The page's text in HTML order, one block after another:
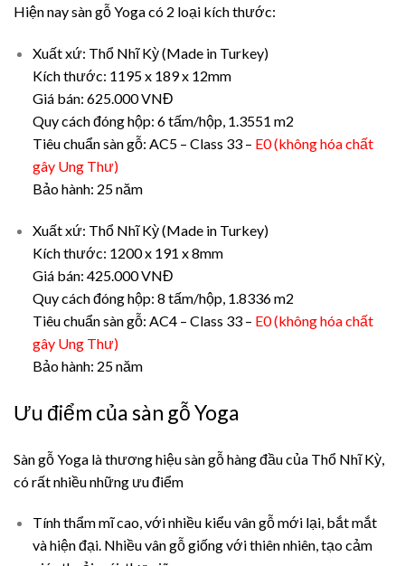
Hiện nay sàn gỗ Yoga có 2 loại kích thước:
Xuất xứ: Thổ Nhĩ Kỳ (Made in Turkey)
Kích thước: 1195 x 189 x 12mm
Giá bán: 625.000 VNĐ
Quy cách đóng hộp: 6 tấm/hộp, 1.3551 m2
Tiêu chuẩn sàn gỗ: AC5 – Class 33 – E0 (không hóa chất
gây Ung Thư)
Bảo hành: 25 năm
Xuất xứ: Thổ Nhĩ Kỳ (Made in Turkey)
Kích thước: 1200 x 191 x 8mm
Giá bán: 425.000 VNĐ
Quy cách đóng hộp: 8 tấm/hộp, 1.8336 m2
Tiêu chuẩn sàn gỗ: AC4 – Class 33 – E0 (không hóa chất
gây Ung Thư)
Bảo hành: 25 năm
Ưu điểm của sàn gỗ Yoga
Sàn gỗ Yoga là thương hiệu sàn gỗ hàng đầu của Thổ Nhĩ Kỳ,
có rất nhiều những ưu điểm
Tính thẩm mĩ cao, với nhiều kiểu vân gỗ mới lại, bắt mắt
và hiện đại. Nhiều vân gỗ giống với thiên nhiên, tạo cảm